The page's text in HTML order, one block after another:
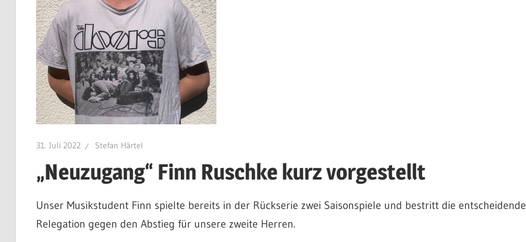
31. Juli 2022 Stefan Härtel
„Neuzugang“ Finn Ruschke kurz vorgestellt
Unser Musikstudent Finn spielte bereits in der Rückserie zwei Saisonspiele und bestritt die entscheidende
Relegation gegen den Abstieg für unsere zweite Herren.